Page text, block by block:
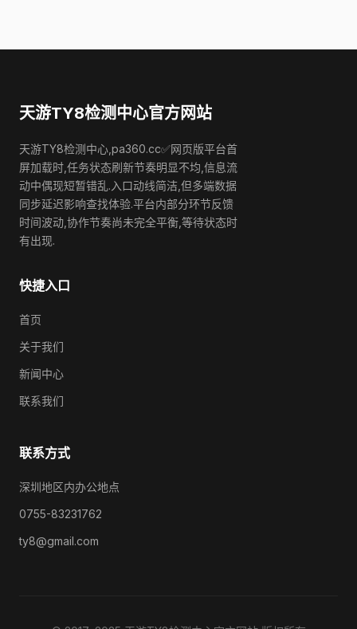
天游TY8检测中心官方网站
天游TY8检测中心,pa360.cc✅网页版平台首
屏加载时,任务状态刷新节奏明显不均,信息流
动中偶现短暂错乱.入口动线简洁,但多端数据
同步延迟影响查找体验.平台内部分环节反馈
时间波动,协作节奏尚未完全平衡,等待状态时
有出现.
快捷入口
首页
关于我们
新闻中心
联系我们
联系方式
深圳地区内办公地点
0755-83231762
ty8@gmail.com